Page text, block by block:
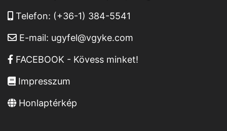
Telefon: (+36-1) 384-5541
E-mail: ugyfel@vgyke.com
FACEBOOK - Kövess minket!
Impresszum
Honlaptérkép